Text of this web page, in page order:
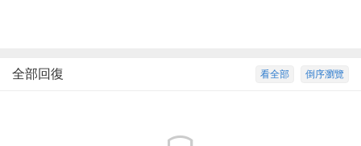
倒序瀏覽
看全部
全部回復